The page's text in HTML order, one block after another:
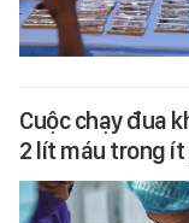
Cuộc chạy đua
2 lít máu trong